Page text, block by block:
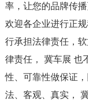
率，让您的品牌传播
欢迎各企业进行正
行承担法律责任，
律责任， 冀车展 也
性、可靠性做保证
法、客观、真实，